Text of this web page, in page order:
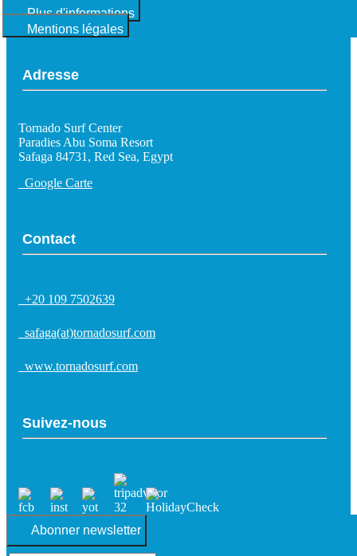
Plus d'informations
Mentions légales
Adresse
Tornado Surf Center
Paradies Abu Soma Resort
Safaga 84731, Red Sea, Egypt
Google Carte
Contact
+20 109 7502639
safaga(at)tornadosurf.com
www.tornadosurf.com
Suivez-nous
Abonner newsletter